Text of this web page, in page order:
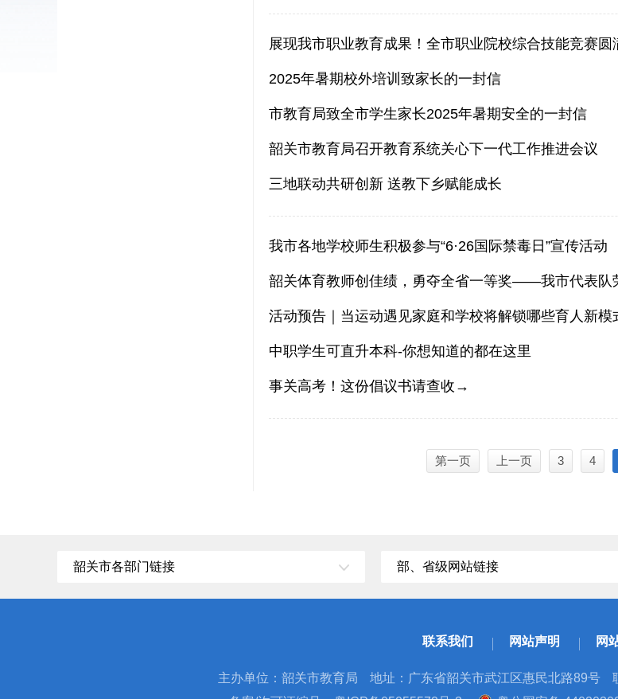
展现我市职业教育成果！全市职业院校综合技能竞赛圆
2025年暑期校外培训致家长的一封信
市教育局致全市学生家长2025年暑期安全的一封信
韶关市教育局召开教育系统关心下一代工作推进会议
三地联动共研创新 送教下乡赋能成长
我市各地学校师生积极参与“6·26国际禁毒日”宣传活动
活动预告｜当运动遇见家庭和学校将解锁哪些育人新模
中职学生可直升本科-你想知道的都在这里
事关高考！这份倡议书请查收→
第一页 上一页 3 4
韶关市各部门链接 部、省级网站链接
联系我们 网站声明 网
主办单位：韶关市教育局 地址：广东省韶关市武江区惠民北路89号